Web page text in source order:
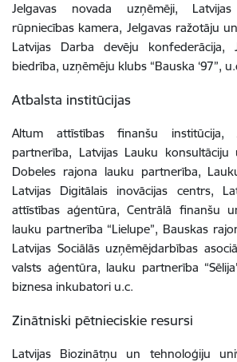
Jelgavas novada uzņēmēji,
rūpniecības kamera, Jelgavas ražotāju
Latvijas Darba devēju konfederācija,
biedrība, uzņēmēju klubs “Bauska ‘97”,
Atbalsta institūcijas
Altum attīstības finanšu institūcija,
partnerība, Latvijas Lauku konsultāciju
Dobeles rajona lauku partnerība,
Latvijas Digitālais inovācijas centrs,
attīstības aģentūra, Centrālā finanšu
lauku partnerība “Lielupe”, Bauskas
Latvijas Sociālās uzņēmējdarbības
valsts aģentūra, lauku partnerība
biznesa inkubatori u.c.
Zinātniski pētnieciskie resursi
Latvijas Biozinātņu un tehnoloģiju